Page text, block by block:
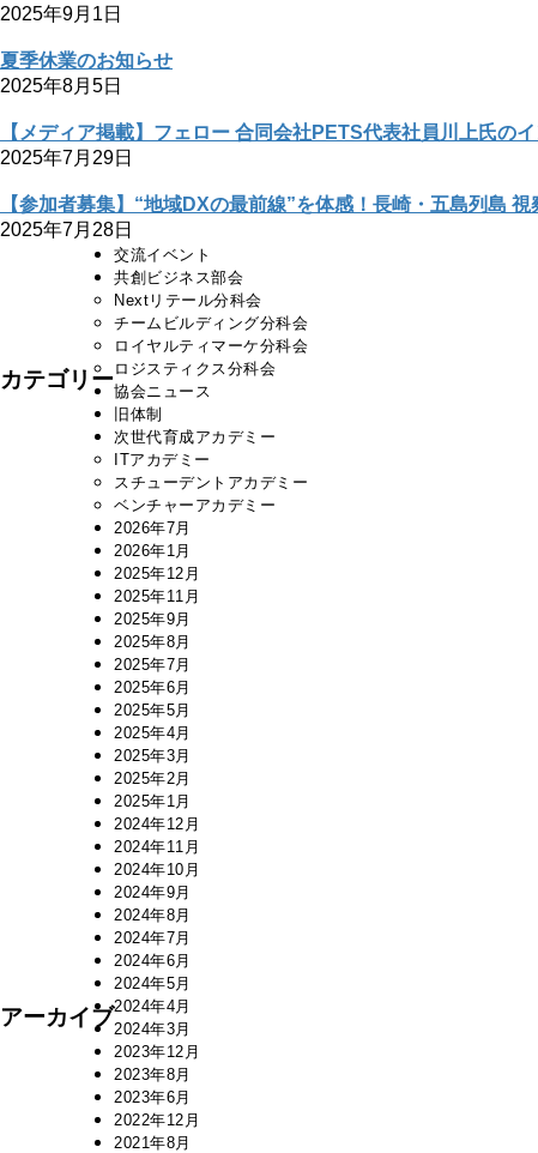
2025年9月1日
夏季休業のお知らせ
2025年8月5日
【メディア掲載】フェロー 合同会社PETS代表社員川上氏の
2025年7月29日
【参加者募集】“地域DXの最前線”を体感！長崎・五島列島
2025年7月28日
カテゴリー
交流イベント
共創ビジネス部会
Nextリテール分科会
チームビルディング分科会
ロイヤルティマーケ分科会
ロジスティクス分科会
協会ニュース
旧体制
次世代育成アカデミー
ITアカデミー
スチューデントアカデミー
ベンチャーアカデミー
アーカイブ
2026年7月
2026年1月
2025年12月
2025年11月
2025年9月
2025年8月
2025年7月
2025年6月
2025年5月
2025年4月
2025年3月
2025年2月
2025年1月
2024年12月
2024年11月
2024年10月
2024年9月
2024年8月
2024年7月
2024年6月
2024年5月
2024年4月
2024年3月
2023年12月
2023年8月
2023年6月
2022年12月
2021年8月